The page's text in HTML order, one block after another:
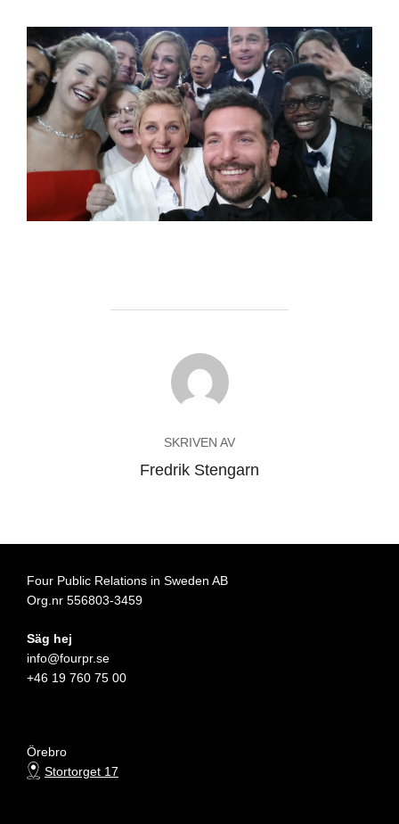
INLÄGGSFÖRFATTARE
SKRIVEN AV
Fredrik Stengarn
Four Public Relations in Sweden AB
Org.nr 556803-3459
Säg hej
info@fourpr.se
+46 19 760 75 00
Örebro
Stortorget 17